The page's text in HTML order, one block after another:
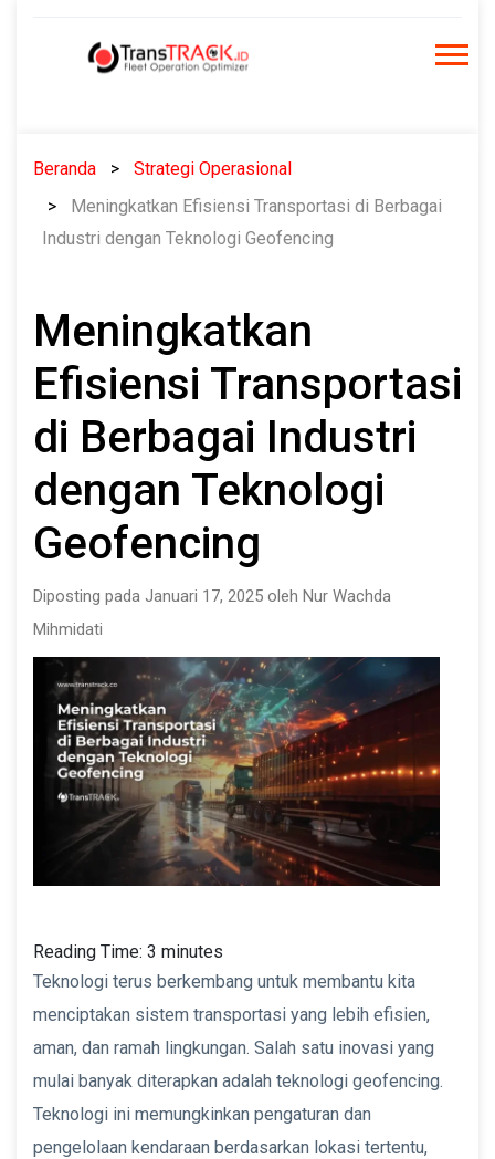
Beranda
Strategi Operasional
Meningkatkan Efisiensi Transportasi di Berbagai
Industri dengan Teknologi Geofencing
Meningkatkan
Efisiensi Transportasi
di Berbagai Industri
dengan Teknologi
Geofencing
Diposting pada Januari 17, 2025 oleh Nur Wachda
Mihmidati
Reading Time: 3 minutes
Teknologi terus berkembang untuk membantu kita
menciptakan sistem transportasi yang lebih efisien,
aman, dan ramah lingkungan. Salah satu inovasi yang
mulai banyak diterapkan adalah teknologi geofencing.
Teknologi ini memungkinkan pengaturan dan
pengelolaan kendaraan berdasarkan lokasi tertentu,